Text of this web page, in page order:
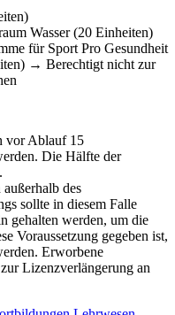
Wasser (20 Einheiten)
für Sport Pro Gesundheit
→ Berechtigt nicht zur
vor Ablauf 15
Die Hälfte der
des
sollte in diesem Falle
gehalten werden, um die
Voraussetzung gegeben ist,
Erworbene
Lizenzverlängerung an